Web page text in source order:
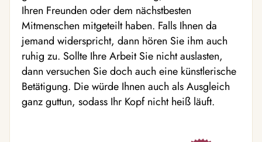
Ihren Freunden oder dem nächstbesten
Mitmenschen mitgeteilt haben. Falls Ihnen da
jemand widerspricht, dann hören Sie ihm auch
ruhig zu. Sollte Ihre Arbeit Sie nicht auslasten,
dann versuchen Sie doch auch eine künstlerische
Betätigung. Die würde Ihnen auch als Ausgleich
ganz guttun, sodass Ihr Kopf nicht heiß läuft.